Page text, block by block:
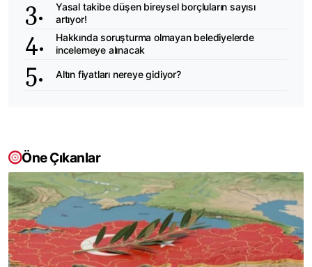
Yasal takibe düşen bireysel borçluların sayısı
artıyor!
Hakkında soruşturma olmayan belediyelerde
incelemeye alınacak
Altın fiyatları nereye gidiyor?
Öne Çıkanlar